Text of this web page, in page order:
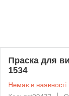
Праска для
1534
Немає в наявності